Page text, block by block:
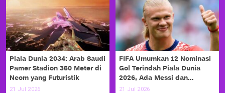
Piala Dunia 2034: Arab Saudi
Pamer Stadion 350 Meter di
Neom yang Futuristik
21 Jul 2026
FIFA Umumkan 12 Nominasi
Gol Terindah Piala Dunia
2026, Ada Messi dan
Haaland!
21 Jul 2026